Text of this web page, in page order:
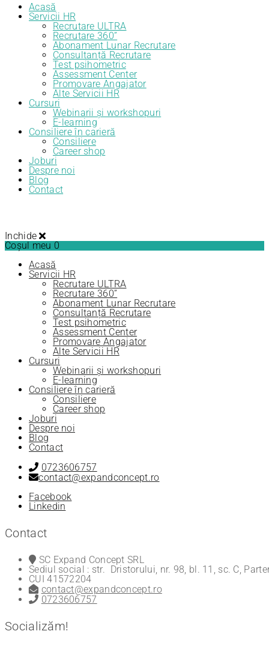
Acasă
Servicii HR
Recrutare ULTRA
Recrutare 360”
Abonament Lunar Recrutare
Consultanță Recrutare
Test psihometric
Assessment Center
Promovare Angajator
Alte Servicii HR
Cursuri
Webinarii și workshopuri
E-learning
Consiliere în carieră
Consiliere
Career shop
Joburi
Despre noi
Blog
Contact
Inchide
Coșul meu 0
Acasă
Servicii HR
Recrutare ULTRA
Recrutare 360”
Abonament Lunar Recrutare
Consultanță Recrutare
Test psihometric
Assessment Center
Promovare Angajator
Alte Servicii HR
Cursuri
Webinarii și workshopuri
E-learning
Consiliere în carieră
Consiliere
Career shop
Joburi
Despre noi
Blog
Contact
0723606757
contact@expandconcept.ro
Facebook
Linkedin
Contact
SC Expand Concept SRL
Sediul social : str. Dristorului, nr. 98, bl. 11, sc. C,
CUI 41572204
contact@expandconcept.ro
0723606757
Socializăm!